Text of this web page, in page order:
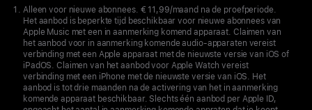
Footer
Alleen voor nieuwe abonnees. € 11,99/maand na de proefperiode.
Het aanbod is beperkte tijd beschikbaar voor nieuwe abonnees van
Apple Music met een in aanmerking komend apparaat. Claimen van
het aanbod voor in aanmerking komende audio-apparaten vereist
verbinding met een Apple apparaat met de nieuwste versie van iOS of
iPadOS. Claimen van het aanbod voor Apple Watch vereist
verbinding met een iPhone met de nieuwste versie van iOS. Het
aanbod is tot drie maanden na de activering van het in aanmerking
komende apparaat beschikbaar. Slechts één aanbod per Apple ID,